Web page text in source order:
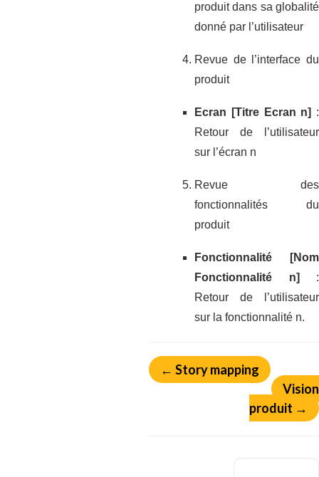
produit dans sa globalité
donné par l’utilisateur
Revue de l’interface du
produit
Ecran [Titre Ecran n] :
Retour de l’utilisateur
sur l’écran n
Revue des
fonctionnalités du
produit
Fonctionnalité [Nom
Fonctionnalité n] :
Retour de l’utilisateur
sur la fonctionnalité n.
← Story mapping
Vision
produit →